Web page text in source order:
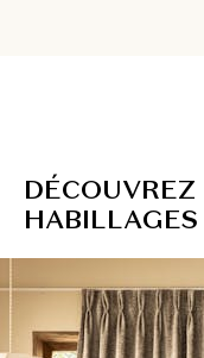
DÉCOUVREZ
HABILLAGES